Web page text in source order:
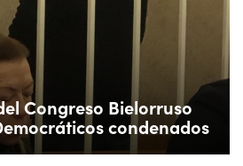
Congreso Bielorruso
condenados